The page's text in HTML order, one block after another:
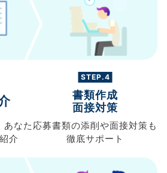
あなた
介
STEP.4
書類作成
面接対策
応募書類の添削や面接対策も
徹底サポート